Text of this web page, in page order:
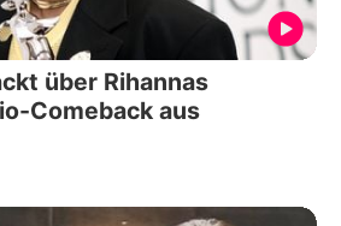
über Rihannas
Comeback aus